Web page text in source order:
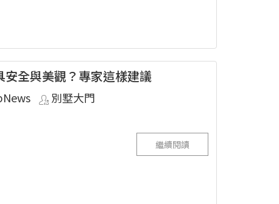
安全與美觀？專家這樣建議
別墅大門
繼續閱讀